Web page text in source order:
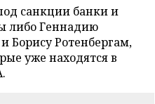
санкции банки и
либо Геннадию
Борису Ротенбергам,
уже находятся в